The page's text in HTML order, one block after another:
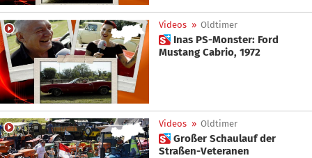
Videos » Oldtimer
 Inas PS-Monster: Ford
Mustang Cabrio, 1972
Videos » Oldtimer
 Großer Schaulauf der
Straßen-Veteranen